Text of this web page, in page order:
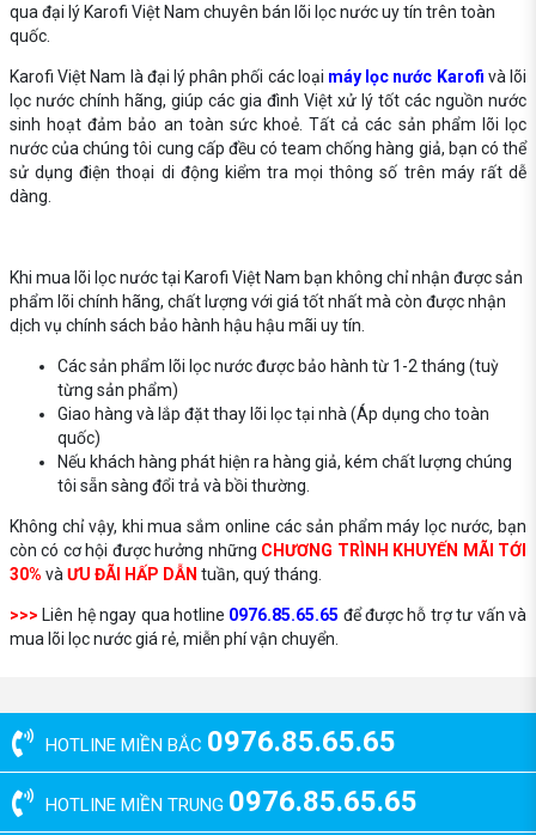
qua đại lý Karofi Việt Nam chuyên bán lõi lọc nước uy tín trên toàn
quốc.
Karofi Việt Nam là đại lý phân phối các loại máy lọc nước Karofi và lõi
lọc nước chính hãng, giúp các gia đình Việt xử lý tốt các nguồn nước
sinh hoạt đảm bảo an toàn sức khoẻ. Tất cả các sản phẩm lõi lọc
nước của chúng tôi cung cấp đều có team chống hàng giả, bạn có thể
sử dụng điện thoại di động kiểm tra mọi thông số trên máy rất dễ
dàng.
Khi mua lõi lọc nước tại Karofi Việt Nam bạn không chỉ nhận được sản
phẩm lõi chính hãng, chất lượng với giá tốt nhất mà còn được nhận
dịch vụ chính sách bảo hành hậu hậu mãi uy tín.
Các sản phẩm lõi lọc nước được bảo hành từ 1-2 tháng (tuỳ
từng sản phẩm)
Giao hàng và lắp đặt thay lõi lọc tại nhà (Áp dụng cho toàn
quốc)
Nếu khách hàng phát hiện ra hàng giả, kém chất lượng chúng
tôi sẵn sàng đổi trả và bồi thường.
Không chỉ vậy, khi mua sắm online các sản phẩm máy lọc nước, bạn
còn có cơ hội được hưởng những CHƯƠNG TRÌNH KHUYẾN MÃI TỚI
30% vàƯU ĐÃI HẤP DẪN tuần, quý tháng.
>>> Liên hệ ngay qua hotline 0976.85.65.65 để được hỗ trợ tư vấn và
mua lõi lọc nước giá rẻ, miễn phí vận chuyển.
HOTLINE MIỀN BẮC 0976.85.65.65
HOTLINE MIỀN TRUNG 0976.85.65.65